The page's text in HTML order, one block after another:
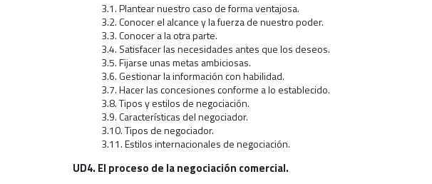
3.1. Plantear nuestro caso de forma ventajosa.
3.2. Conocer el alcance y la fuerza de nuestro poder.
3.3. Conocer a la otra parte.
3.4. Satisfacer las necesidades antes que los deseos.
3.5. Fijarse unas metas ambiciosas.
3.6. Gestionar la información con habilidad.
3.7. Hacer las concesiones conforme a lo establecido.
3.8. Tipos y estilos de negociación.
3.9. Características del negociador.
3.10. Tipos de negociador.
3.11. Estilos internacionales de negociación.
UD4. El proceso de la negociación comercial.